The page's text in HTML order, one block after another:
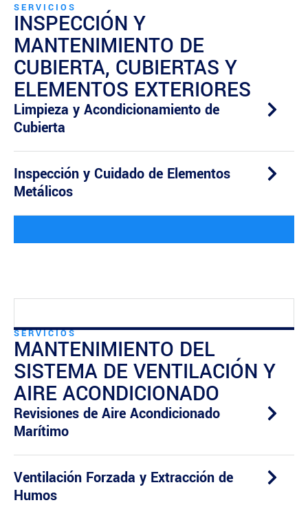
SERVICIOS
INSPECCIÓN Y
MANTENIMIENTO DE
CUBIERTA, CUBIERTAS Y
ELEMENTOS EXTERIORES
Limpieza y Acondicionamiento de
Cubierta
Inspección y Cuidado de Elementos
Metálicos
SERVICIOS
MANTENIMIENTO DEL
SISTEMA DE VENTILACIÓN Y
AIRE ACONDICIONADO
Revisiones de Aire Acondicionado
Marítimo
Ventilación Forzada y Extracción de
Humos